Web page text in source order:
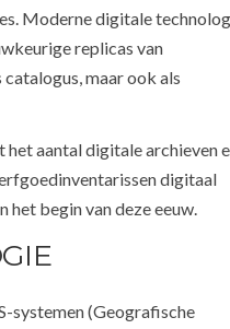
Moderne digitale
replicas van
maar ook als
het aantal digitale archieven
digitaal
begin van deze eeuw.
systemen (Geografische